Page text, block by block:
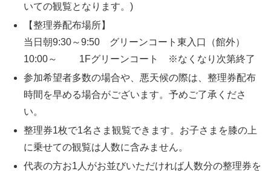
いての観覧となります。)
【整理券配布場所】
当日朝9:30～9:50 グリーンコート東入口（館外）
10:00～ 1Fグリーンコート ※なくなり次第終了
参加希望者多数の場合や、悪天候の際は、整理券配布
時間を早める場合がございます。予めご了承くださ
い。
整理券1枚で1名さま観覧できます。お子さまを膝の上
に乗せての観覧は人数に含みません。
代表の方お1人がお並びいただければ人数分の整理券を